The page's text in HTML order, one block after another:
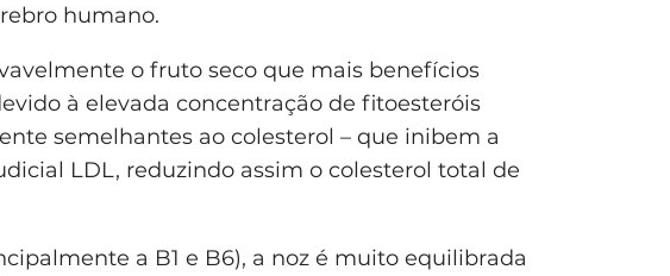
humano.
o fruto seco que mais benefícios
à elevada concentração de fitoesteróis
semelhantes ao colesterol – que inibem a
LDL, reduzindo assim o colesterol total de
a B1 e B6), a noz é muito equilibrada